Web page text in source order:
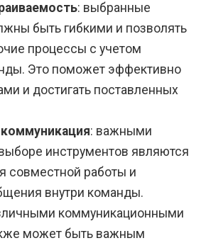
: выбранные
быть гибкими и позволять
процессы с учетом
Это поможет эффективно
и достигать поставленных
: важными
инструментов являются
совместной работы и
внутри команды.
коммуникационными
может быть важным